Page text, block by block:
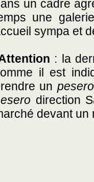
un cadre
une
sympa et
: la
il est
un pesero
direction
devant un